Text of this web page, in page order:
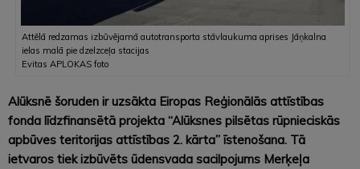
Attēlā redzamas izbūvējamā autotransporta stāvlaukuma aprises Jāņkalna
ielas malā pie dzelzceļa stacijas
Evitas APLOKAS foto
Alūksnē šoruden ir uzsākta Eiropas Reģionālās attīstības
fonda līdzfinansētā projekta “Alūksnes pilsētas rūpnieciskās
apbūves teritorijas attīstības 2. kārta” īstenošana. Tā
ietvaros tiek izbūvēts ūdensvada sacilpojums Merķeļa